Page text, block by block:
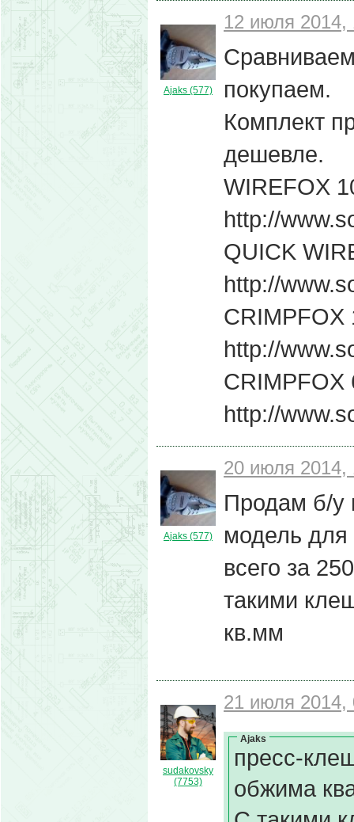
Ajaks (577)
12 июля 2014,
покупаем.
Комплект
дешевле.
WIREFOX
http://
QUICK
http://
CRIMPFOX
http://
CRIMPFOX
http://
Ajaks (577)
20 июля 2014,
Продам б/у
модель
всего за
такими
кв.мм
sudakovsky
(7753)
21 июля 2014,
Ajaks
пресс-
обжима